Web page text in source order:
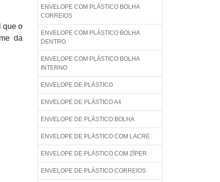
que o
da
ENVELOPE COM PLÁSTICO BOLHA
CORREIOS
ENVELOPE COM PLÁSTICO BOLHA
DENTRO
ENVELOPE COM PLÁSTICO BOLHA
INTERNO
ENVELOPE DE PLÁSTICO
ENVELOPE DE PLÁSTICO A4
ENVELOPE DE PLÁSTICO BOLHA
ENVELOPE DE PLÁSTICO COM LACRE
ENVELOPE DE PLÁSTICO COM ZÍPER
ENVELOPE DE PLÁSTICO CORREIOS